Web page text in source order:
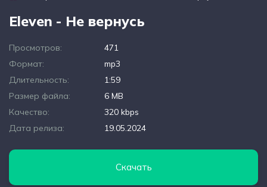
Eleven - Не вернусь
Просмотров:
471
Формат:
mp3
Длительность:
1:59
Размер файла:
6 MB
Качество:
320 kbps
Дата релиза:
19.05.2024
Скачать